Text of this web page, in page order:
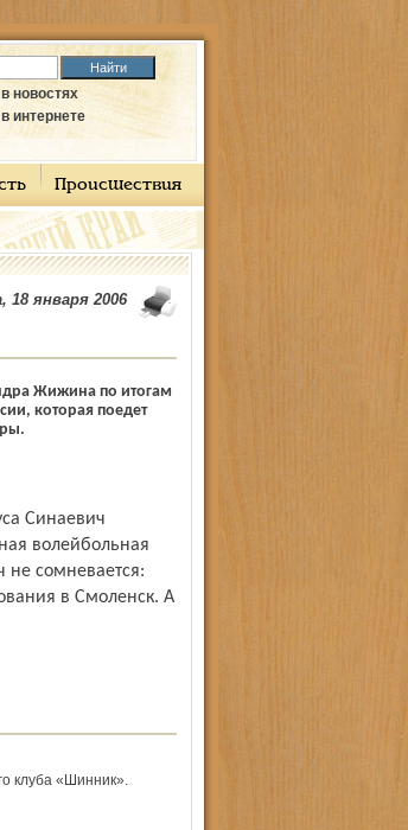
новостях
интернете
Происшествия
18 января 2006
Жижина по итогам
которая поедет
Синаевич
волейбольная
не сомневается:
в Смоленск. А
клуба «Шинник».